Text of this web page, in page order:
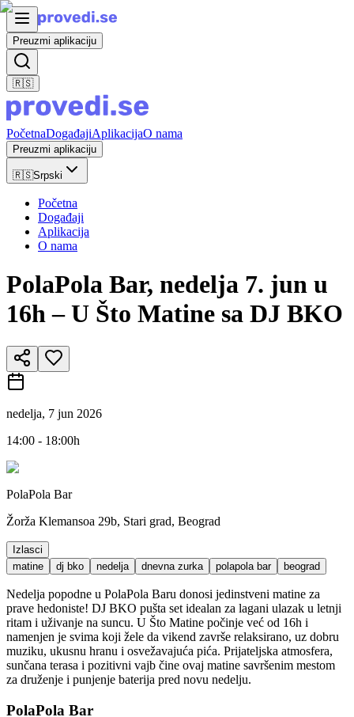
Preuzmi aplikaciju
🇷🇸
PočetnaDogađajiAplikacijaO nama
Preuzmi aplikaciju
🇷🇸Srpski
Početna
Događaji
Aplikacija
O nama
PolaPola Bar, nedelja 7. jun u
16h – U Što Matine sa DJ BKO
nedelja, 7 jun 2026
14:00 - 18:00h
PolaPola Bar
Žorža Klemansoa 29b, Stari grad, Beograd
Izlasci
matine
dj bko nedelja dnevna zurka polapola bar beograd
Nedelja popodne u PolaPola Baru donosi jedinstveni matine za
prave hedoniste! DJ BKO pušta set idealan za lagani ulazak u letnji
ritam i uživanje na suncu. U Što Matine počinje već od 16h i
namenjen je svima koji žele da vikend završe relaksirano, uz dobru
muziku, ukusnu hranu i osvežavajuća pića. Prijateljska atmosfera,
sunčana terasa i pozitivni vajb čine ovaj matine savršenim mestom
za druženje i punjenje baterija pred novu nedelju.
PolaPola Bar